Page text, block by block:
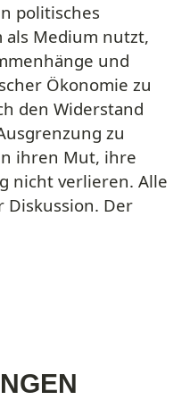
politisches
als Medium nutzt,
und
Ökonomie zu
den Widerstand
zu
ihren Mut, ihre
nicht verlieren. Alle
Diskussion. Der